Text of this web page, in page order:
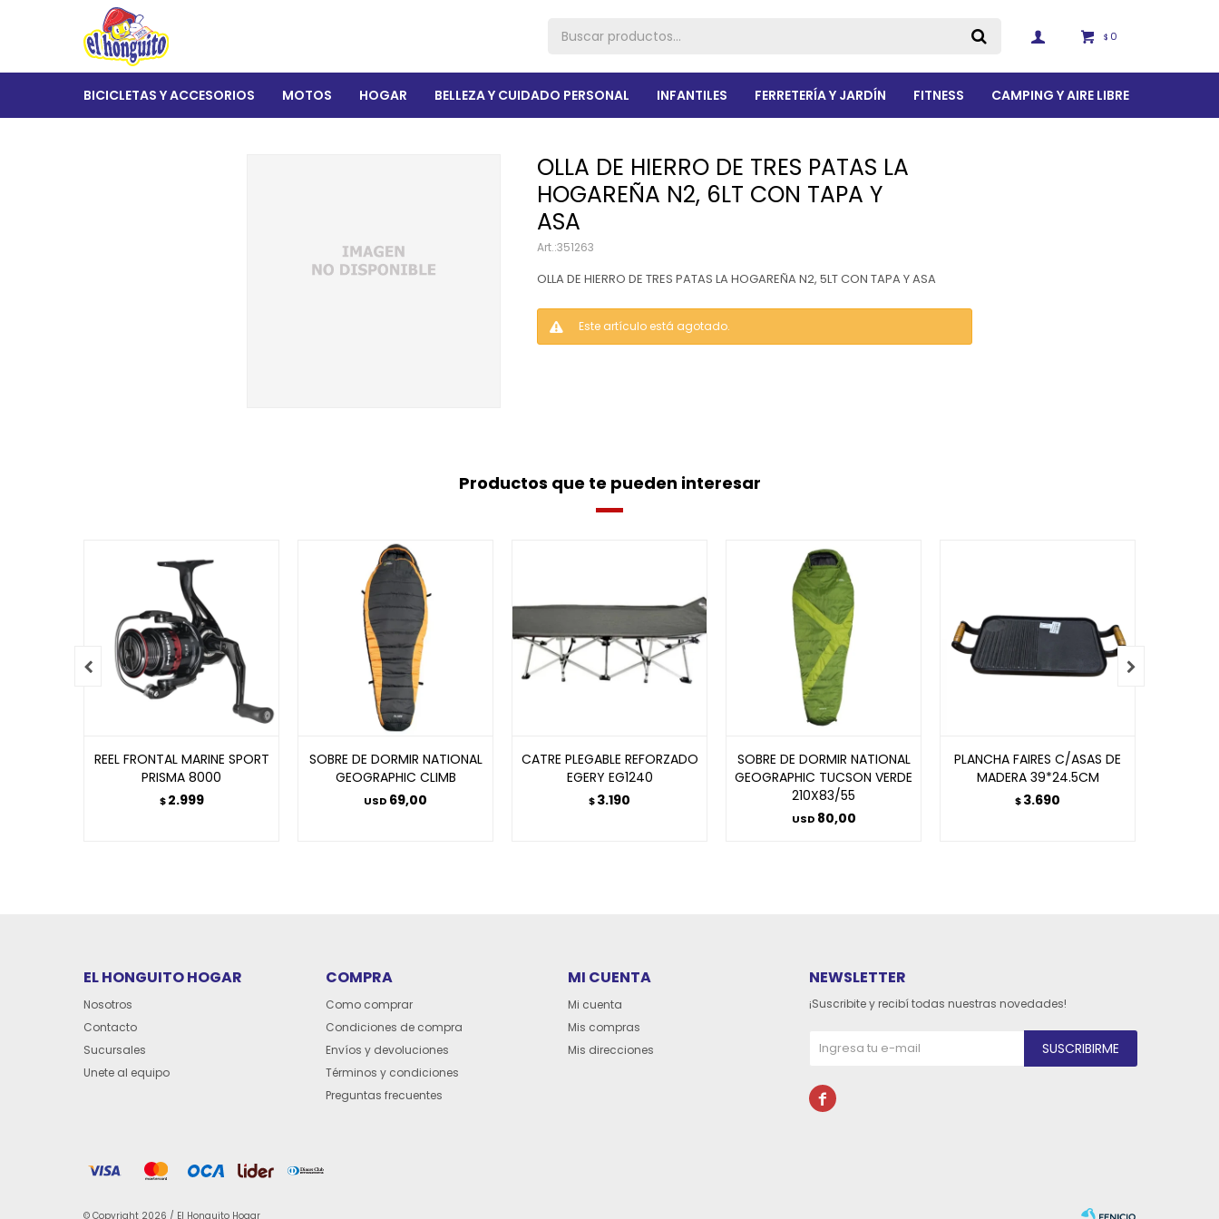
BICICLETAS Y ACCESORIOS MOTOS HOGAR BELLEZA Y CUIDADO PERSONAL INFANTILES FERRETERÍA Y JARDÍN FITNESS CAMPING Y AIRE LIBRE
$ 0
OLLA DE HIERRO DE TRES PATAS LA
HOGAREÑA N2, 6LT CON TAPA Y
ASA
351263
OLLA DE HIERRO DE TRES PATAS LA HOGAREÑA N2, 5LT CON TAPA Y ASA
Este artículo está agotado.
Productos que te pueden interesar
REEL FRONTAL MARINE SPORT
PRISMA 8000
$ 2.999
SOBRE DE DORMIR NATIONAL
GEOGRAPHIC CLIMB
USD 69,00
CATRE PLEGABLE REFORZADO
EGERY EG1240
$3.190
SOBRE DE DORMIR NATIONAL
GEOGRAPHIC TUCSON VERDE
210X83/55
USD 80,00
PLANCHA FAIRES C/ASAS DE
MADERA 39*24.5CM
$3.690
 
EL HONGUITO HOGAR
Nosotros
Contacto
Sucursales
Unete al equipo
COMPRA
Como comprar
Condiciones de compra
Envíos y devoluciones
Términos y condiciones
Preguntas frecuentes
MI CUENTA
Mi cuenta
Mis compras
Mis direcciones
NEWSLETTER
¡Suscribite y recibí todas nuestras novedades!
SUSCRIBIRME

© Copyright 2026 / El Honguito Hogar